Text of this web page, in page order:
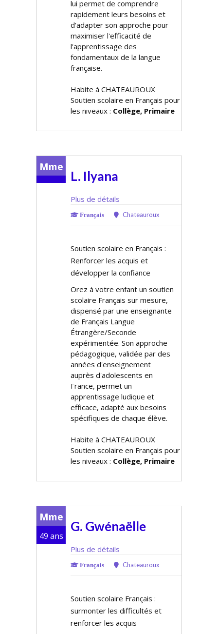
lui permet de comprendre
rapidement leurs besoins et
d'adapter son approche pour
maximiser l'efficacité de
l'apprentissage des
fondamentaux de la langue
française.
Habite à CHATEAUROUX
Soutien scolaire en Français pour
les niveaux : Collège, Primaire
Mme
L. Ilyana
Plus de détails
Français Chateauroux
Soutien scolaire en Français :
Renforcer les acquis et
développer la confiance
Offrez à votre enfant un soutien
scolaire Français sur mesure,
dispensé par une enseignante
de Français Langue
Étrangère/Seconde
expérimentée. Son approche
pédagogique, validée par des
années d'enseignement
auprès d'adolescents en
France, permet un
apprentissage ludique et
efficace, adapté aux besoins
spécifiques de chaque élève.
Habite à CHATEAUROUX
Soutien scolaire en Français pour
les niveaux : Collège, Primaire
Mme
49 ans
G. Gwénaëlle
Plus de détails
Français Chateauroux
Soutien scolaire Français :
surmonter les difficultés et
renforcer les acquis